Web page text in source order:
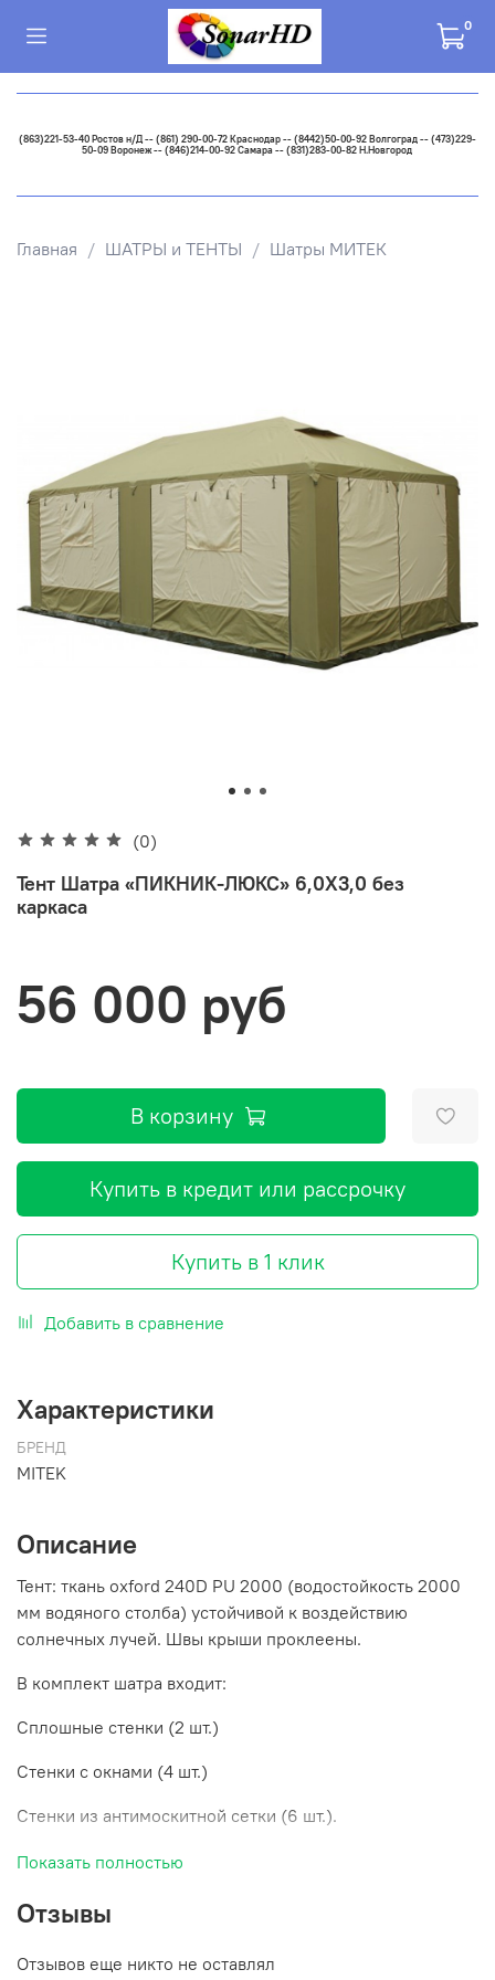
0
(863)221-53-40 Ростов н/Д -- (861) 290-00-72 Краснодар -- (8442)50-00-92 Волгоград -- (473)229-
50-09 Воронеж -- (846)214-00-92 Самара -- (831)283-00-82 Н.Новгород
Главная ШАТРЫ и ТЕНТЫ Шатры МИТЕК
(0)
Тент Шатра «ПИКНИК-ЛЮКС» 6,0Х3,0 без
каркаса
56 000 руб
В корзину
Купить в кредит или рассрочку
Купить в 1 клик
Добавить в сравнение
Характеристики
БРЕНД
MITEK
Описание
Тент: ткань oxford 240D PU 2000 (водостойкость 2000
мм водяного столба) устойчивой к воздействию
солнечных лучей. Швы крыши проклеены.
В комплект шатра входит:
Сплошные стенки (2 шт.)
Стенки с окнами (4 шт.)
Стенки из антимоскитной сетки (6 шт.).
Цвет тента: Камуфлированный, Хаки, Хаки-Бежевый
полностью исключает поддув холодного воздуха
Показать полностью
Отзывы
Отзывов еще никто не оставлял